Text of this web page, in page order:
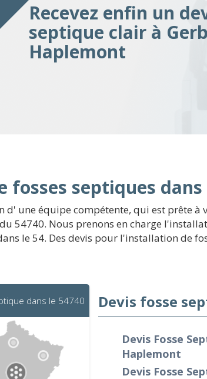
Recevez enfin un
septique clair à
Haplemont
fosses septiques dans
d' une équipe compétente, qui est prête
54740. Nous prenons en charge
le 54. Des devis pour l'installation de
dans le 54740 Devis fosse
Devis Fosse
Haplemont
Devis Fosse